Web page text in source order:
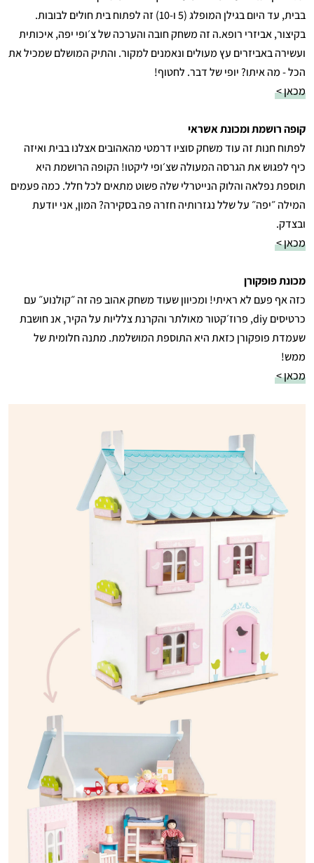
בבית, עד היום בגילן המופלג (5 ו-10) זה לפתוח בית חולים לבובות.
בקיצור, אביזרי רופא.ה זה משחק חובה והערכה של צ׳ופי יפה, איכותית
ועשירה באביזרים עץ מעולים ונאמנים למקור. והתיק המושלם שמכיל את
הכל - מה איתו? יופי של דבר. לחטוף!
מכאן >
קופה רושמת ומכונת אשראי
לפתוח חנות זה עוד משחק סוציו דרמטי מהאהובים אצלנו בבית ואיזה
כיף לפגוש את הגרסה המעולה שצ׳ופי ליקטו! הקופה הרושמת היא
תוספת נפלאה והלוק הנייטרלי שלה פשוט מתאים לכל חלל. כמה פעמים
המילה ״יפה״ על שלל נגזרותיה חזרה פה בסקירה? המון, אני יודעת
ובצדק.
מכאן >
מכונת פופקורן
כזה אף פעם לא ראיתי! ומכיוון שעוד משחק אהוב פה זה ״קולנוע״ עם
כרטיסים diy, פרוז׳קטור מאולתר והקרנת צלליות על הקיר, אנ חושבת
שעמדת פופקורן כזאת היא התוספת המושלמת. מתנה חלומית של
ממש!
מכאן >